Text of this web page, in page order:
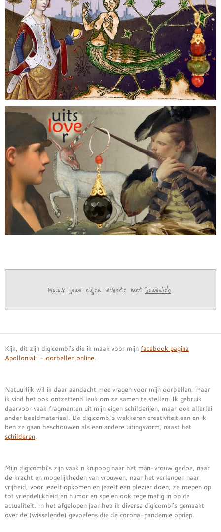
Maak jouw eigen website met JouwWeb
Kijk, dit zijn digicombi's die ik maak voor mijn facebook pagina
ApolloniaH - oorbellen online.
Natuurlijk wil ik daar aandacht mee vragen voor mijn oorbellen, maar
ik vind het ook ontzettend leuk om ze samen te stellen. Ik gebruik
daarvoor vaak fragmenten uit mijn eigen schilderijen, maar ook allerlei
ander beeldmateriaal. De digicombi's wakkeren creativiteit aan en ik
ben ze gaan beschouwen als een andere uitingsvorm, naast het
schilderen.
Mijn digicombi's zijn vaak n knipoog naar het man-vrouw gedoe, naar
de kracht en mogelijkheden van vrouwen, naar het verlangen naar
vrijheid, voor jezelf opkomen en jezelf een plezier doen, ze roepen op
tot vriendelijkheid en humor en spelen ook regelmatig in op de
actualiteit. In het afgelopen jaar heb ik diverse digicombi's gemaakt
over de (wisselende) gevoelens die de corona-pandemie opriep.